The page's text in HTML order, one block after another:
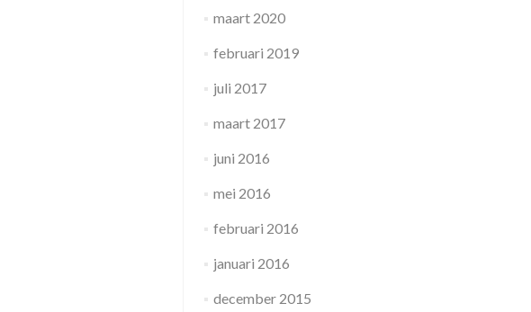
maart 2020
februari 2019
juli 2017
maart 2017
juni 2016
mei 2016
februari 2016
januari 2016
december 2015